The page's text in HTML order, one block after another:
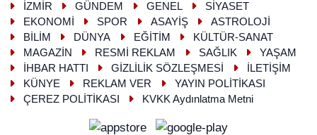
İZMİR GÜNDEM GENEL
SİYASET
EKONOMİ
SPOR ASAYİŞ
ASTROLOJİ
BİLİM
DÜNYA EĞİTİM
KÜLTÜR-SANAT
MAGAZİN
RESMİ REKLAM SAĞLIK
YAŞAM
İHBAR HATTI
GİZLİLİK SÖZLEŞMESİ
İLETİŞİM
KÜNYE
REKLAM VER
YAYIN POLİTİKASI
ÇEREZ POLİTİKASI
KVKK Aydınlatma Metni